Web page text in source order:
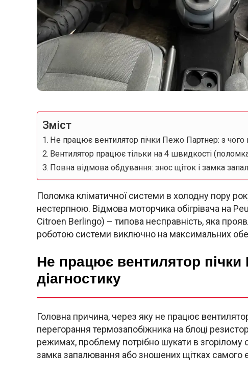
Зміст
Не працює вентилятор пічки Пежо Партнер: з чого
Вентилятор працює тільки на 4 швидкості
Повна відмова обдування: знос щіток і замка
Поломка кліматичної системи в холодну пору
нестерпною. Відмова моторчика обігрівача на
Citroen Berlingo) – типова несправність, яка
роботою системи виключно на максимальних
Не працює вентилятор
діагностику
Головна причина, через яку не працює
перегорання термозапобіжника на блоці
режимах, проблему потрібно шукати в згорілому
замка запалювання або зношених щітках самого